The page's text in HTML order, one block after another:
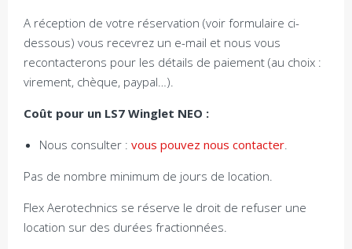
A réception de votre réservation (voir formulaire ci-
dessous) vous recevrez un e-mail et nous vous
recontacterons pour les détails de paiement (au choix :
virement, chèque, paypal…).
Coût pour un LS7 Winglet NEO :
Nous consulter : vous pouvez nous contacter
Pas de nombre minimum de jours de location.
Flex Aerotechnics se réserve le droit de refuser une
location sur des durées fractionnées.